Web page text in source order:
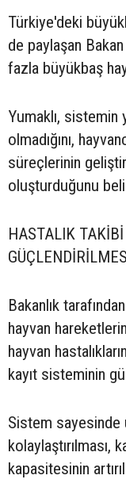
Türkiye'deki
de paylaşan
fazla büyükbaş
Yumaklı, sistemin
olmadığını,
süreçlerinin
oluşturduğunu
HASTALIK
Bakanlık
hayvan
hayvan
kayıt sisteminin
Sistem sayesinde
kolaylaştırılması,
kapasitesinin